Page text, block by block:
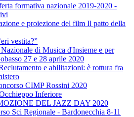
formativa nazionale 2019-2020 -
e proiezione del film Il patto della
vestita?”
di Musica d'Insieme e per
27 e 28 aprile 2020
e abilitazioni: è rottura fra
CIMP Rossini 2020
Inferiore
DEL JAZZ DAY 2020
Sci Regionale - Bardonecchia 8-11